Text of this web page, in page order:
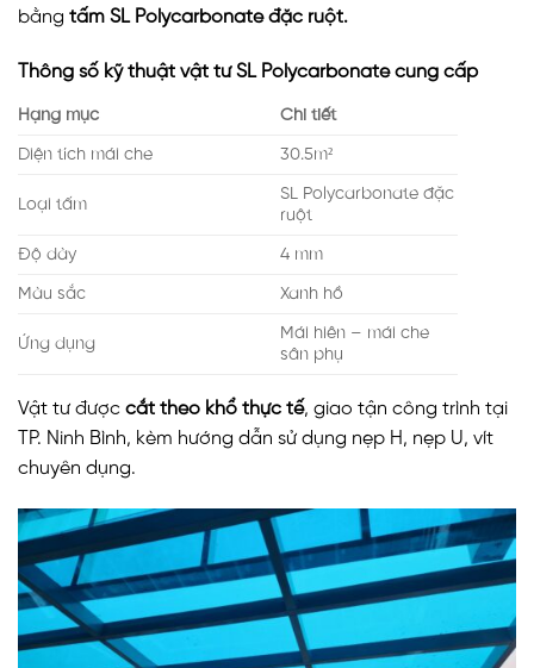
bằng tấm SL Polycarbonate đặc ruột.
Thông số kỹ thuật vật tư SL Polycarbonate cung cấp
Hạng mục Chi tiết
Diện tích mái che 30.5m²
Loại tấm
SL Polycarbonate đặc
ruột
Độ dày 4 mm
Màu sắc Xanh hồ
Ứng dụng
Mái hiên – mái che
sân phụ
Vật tư được cắt theo khổ thực tế, giao tận công trình tại
TP. Ninh Bình, kèm hướng dẫn sử dụng nẹp H, nẹp U, vít
chuyên dụng.